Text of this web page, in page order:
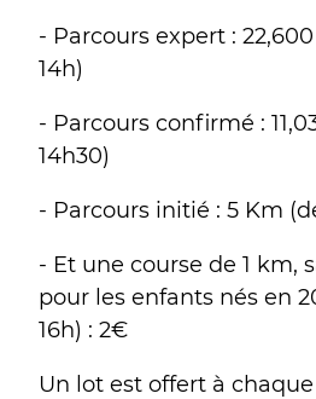
- Parcours expert :
14h)
- Parcours confirmé :
14h30)
- Parcours initié : 5 Km
- Et une course de 1 km,
pour les enfants nés en
16h) : 2€
Un lot est offert à